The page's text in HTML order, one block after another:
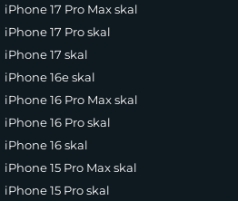
iPhone 17 Pro Max skal
iPhone 17 Pro skal
iPhone 17 skal
iPhone 16e skal
iPhone 16 Pro Max skal
iPhone 16 Pro skal
iPhone 16 skal
iPhone 15 Pro Max skal
iPhone 15 Pro skal